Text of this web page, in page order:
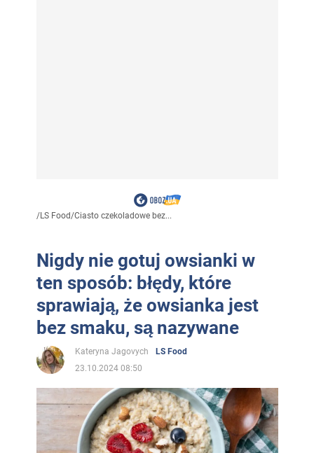
/LS Food/Ciasto czekoladowe bez...
Nigdy nie gotuj owsianki w
ten sposób: błędy, które
sprawiają, że owsianka jest
bez smaku, są nazywane
Kateryna Jagovych
LS Food
23.10.2024 08:50